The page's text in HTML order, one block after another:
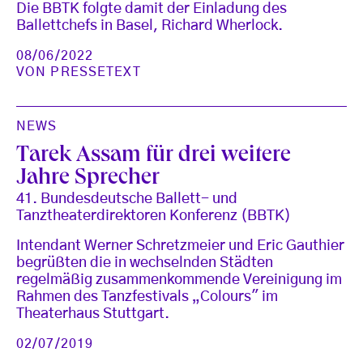
Die BBTK folgte damit der Einladung des
Ballettchefs in Basel, Richard Wherlock.
08/06/2022
VON
PRESSETEXT
NEWS
Tarek Assam für drei weitere
Jahre Sprecher
41. Bundesdeutsche Ballett- und
Tanztheaterdirektoren Konferenz (BBTK)
Intendant Werner Schretzmeier und Eric Gauthier
begrüßten die in wechselnden Städten
regelmäßig zusammenkommende Vereinigung im
Rahmen des Tanzfestivals „Colours" im
Theaterhaus Stuttgart.
02/07/2019